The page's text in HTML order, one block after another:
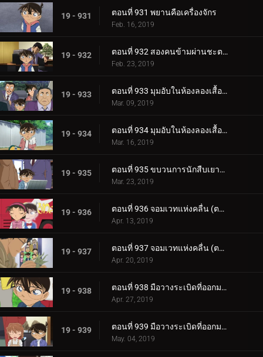
19 - 931 ตอนที่ 931 พยานคือเครื่องจักร
Feb. 16, 2019
19 - 932 ตอนที่ 932 สองคนข้ามผ่านชะตากรรม
Feb. 23, 2019
19 - 933 ตอนที่ 933 มุมอับในห้องลองเสื้อ (ตอนแรก)
Mar. 09, 2019
19 - 934 ตอนที่ 934 มุมอับในห้องลองเสื้อ (ตอนจบ)
Mar. 16, 2019
19 - 935 ตอนที่ 935 ขบวนการนักสืบเยาวชนกับคฤหาสน์ผีสิง
Mar. 23, 2019
19 - 936 ตอนที่ 936 จอมเวทแห่งคลื่น (ตอนแรก)
Apr. 13, 2019
19 - 937 ตอนที่ 937 จอมเวทแห่งคลื่น (ตอนจบ)
Apr. 20, 2019
19 - 938 ตอนที่ 938 มือวางระเบิดที่ออกมาจากหนังสือภาพ (ตอนแรก)
Apr. 27, 2019
19 - 939 ตอนที่ 939 มือวางระเบิดที่ออกมาจากหนังสือภาพ (ตอนจบ)
May. 04, 2019